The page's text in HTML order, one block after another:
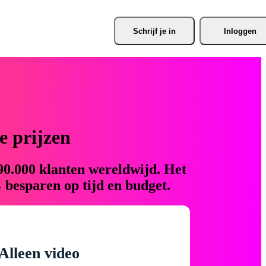
Schrijf je in Inloggen
prijzen
klanten wereldwijd. Het
op tijd en budget.
video